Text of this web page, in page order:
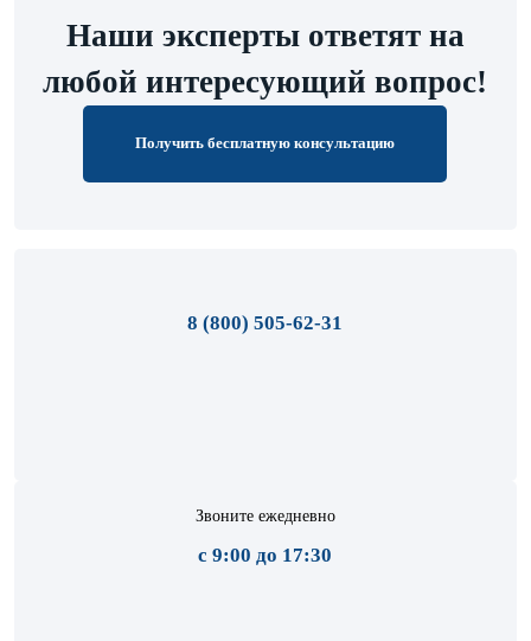
Наши эксперты ответят на
любой интересующий вопрос!
Получить бесплатную консультацию
8 (800) 505-62-31
Звоните ежедневно
с 9:00 до 17:30